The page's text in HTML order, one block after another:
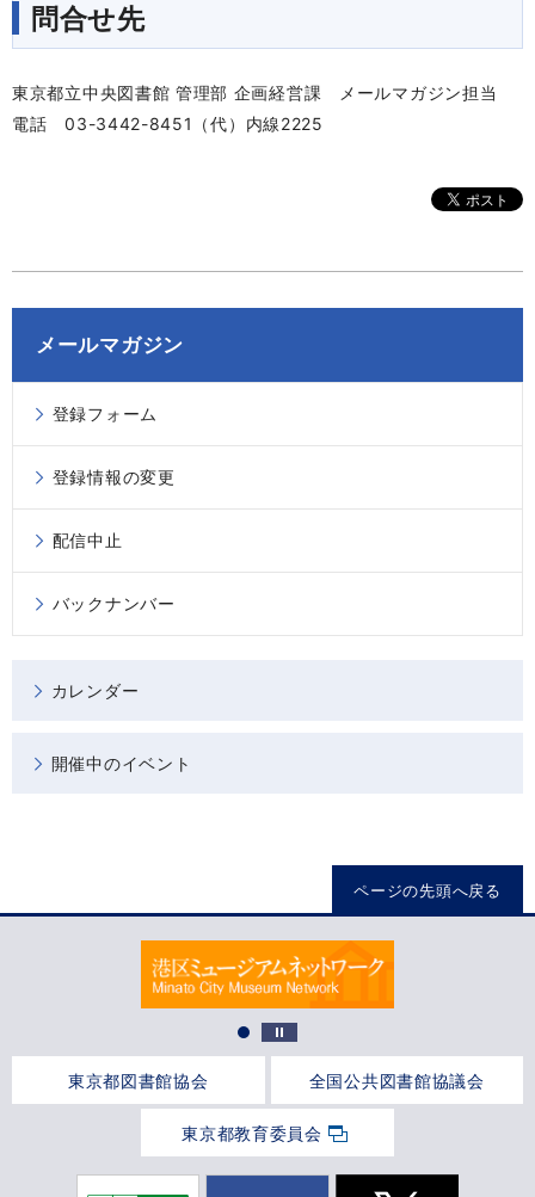
問合せ先
東京都立中央図書館 管理部 企画経営課 メールマガジン担当
電話 03-3442-8451（代）内線2225
メールマガジン
登録フォーム
登録情報の変更
配信中止
バックナンバー
カレンダー
開催中のイベント
ページの先頭へ戻る
東京都図書館協会 全国公共図書館協議会
東京都教育委員会